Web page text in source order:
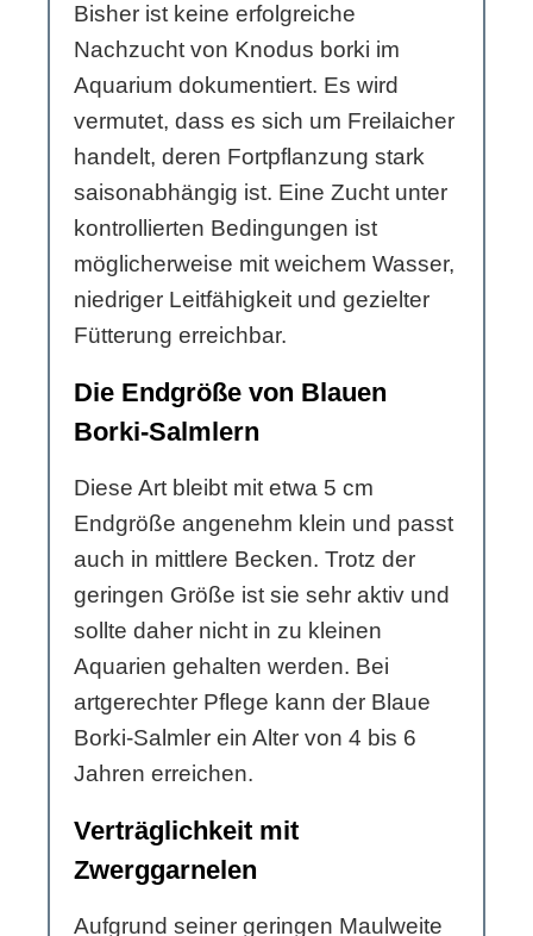
Bisher ist keine erfolgreiche
Nachzucht von Knodus borki im
Aquarium dokumentiert. Es wird
vermutet, dass es sich um Freilaicher
handelt, deren Fortpflanzung stark
saisonabhängig ist. Eine Zucht unter
kontrollierten Bedingungen ist
möglicherweise mit weichem Wasser,
niedriger Leitfähigkeit und gezielter
Fütterung erreichbar.
Die Endgröße von Blauen
Borki-Salmlern
Diese Art bleibt mit etwa 5 cm
Endgröße angenehm klein und passt
auch in mittlere Becken. Trotz der
geringen Größe ist sie sehr aktiv und
sollte daher nicht in zu kleinen
Aquarien gehalten werden. Bei
artgerechter Pflege kann der Blaue
Borki-Salmler ein Alter von 4 bis 6
Jahren erreichen.
Verträglichkeit mit
Zwerggarnelen
Aufgrund seiner geringen Maulweite